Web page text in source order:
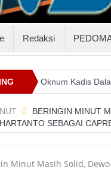
Redaksi
Kadis Dalam
BERINGIN MINUT
SEBAGAI